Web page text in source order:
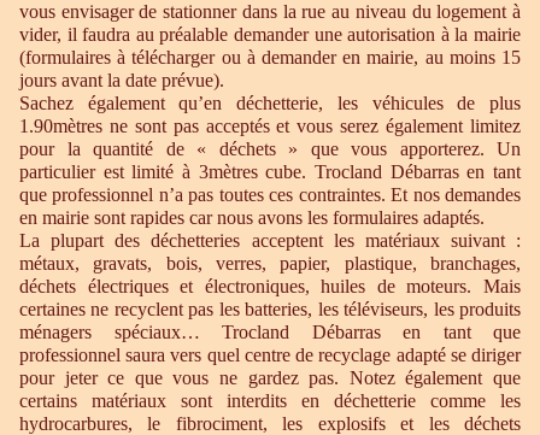
vous envisager de stationner dans la rue au niveau du logement à
vider, il faudra au préalable demander une autorisation à la mairie
(formulaires à télécharger ou à demander en mairie, au moins 15
jours avant la date prévue).
Sachez également qu’en déchetterie, les véhicules de plus
1.90mètres ne sont pas acceptés et vous serez également limitez
pour la quantité de « déchets » que vous apporterez. Un
particulier est limité à 3mètres cube. Trocland Débarras en tant
que professionnel n’a pas toutes ces contraintes. Et nos demandes
en mairie sont rapides car nous avons les formulaires adaptés.
La plupart des déchetteries acceptent les matériaux suivant :
métaux, gravats, bois, verres, papier, plastique, branchages,
déchets électriques et électroniques, huiles de moteurs. Mais
certaines ne recyclent pas les batteries, les téléviseurs, les produits
ménagers spéciaux… Trocland Débarras en tant que
professionnel saura vers quel centre de recyclage adapté se diriger
pour jeter ce que vous ne gardez pas. Notez également que
certains matériaux sont interdits en déchetterie comme les
hydrocarbures, le fibrociment, les explosifs et les déchets